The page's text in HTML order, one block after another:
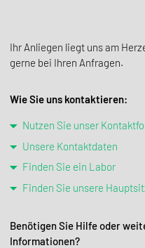
Ihr Anliegen liegt uns am
gerne bei Ihren Anfragen.
Wie Sie uns kontaktieren:
Nutzen Sie unser
Unsere Kontaktdaten
Finden Sie ein Labor
Finden Sie unsere
Benötigen Sie Hilfe oder
Informationen?